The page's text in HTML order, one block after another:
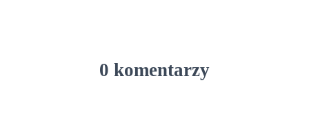
0 komentarzy